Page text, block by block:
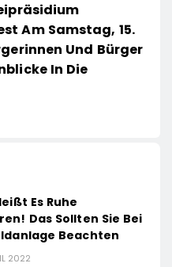
Am Samstag, 15.
Und Bürger
In Die
Es Ruhe
Das Sollten Sie Bei
Beachten
2022